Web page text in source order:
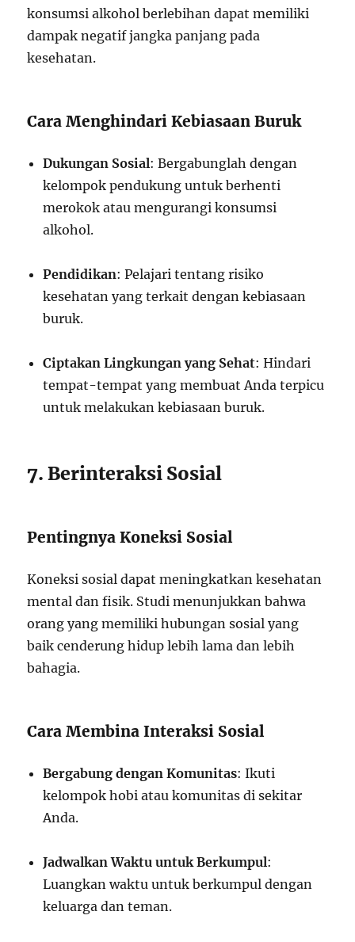
konsumsi alkohol berlebihan dapat memiliki
dampak negatif jangka panjang pada
kesehatan.
Cara Menghindari Kebiasaan Buruk
Dukungan Sosial: Bergabunglah dengan
kelompok pendukung untuk berhenti
merokok atau mengurangi konsumsi
alkohol.
Pendidikan: Pelajari tentang risiko
kesehatan yang terkait dengan kebiasaan
buruk.
Ciptakan Lingkungan yang Sehat: Hindari
tempat-tempat yang membuat Anda terpicu
untuk melakukan kebiasaan buruk.
7. Berinteraksi Sosial
Pentingnya Koneksi Sosial
Koneksi sosial dapat meningkatkan kesehatan
mental dan fisik. Studi menunjukkan bahwa
orang yang memiliki hubungan sosial yang
baik cenderung hidup lebih lama dan lebih
bahagia.
Cara Membina Interaksi Sosial
Bergabung dengan Komunitas: Ikuti
kelompok hobi atau komunitas di sekitar
Anda.
Jadwalkan Waktu untuk Berkumpul:
Luangkan waktu untuk berkumpul dengan
keluarga dan teman.